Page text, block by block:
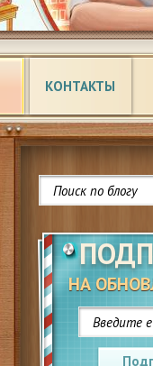
КОНТАКТЫ
НА